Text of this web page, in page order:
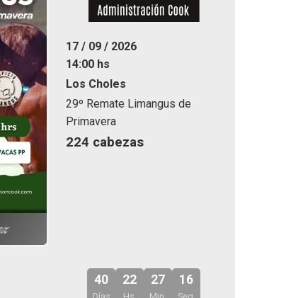
17 / 09 / 2026
14:00 hs
Los Choles
29º Remate Limangus de
Primavera
224 cabezas
40 22 27 14